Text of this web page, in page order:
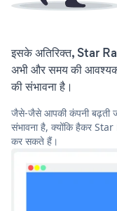
इसके अतिरिक्त, Star
अभी और समय की
की संभावना है।
जैसे-जैसे आपकी कंपनी बढ़ती
संभावना है, क्योंकि हैकर Star
कर सकते हैं।